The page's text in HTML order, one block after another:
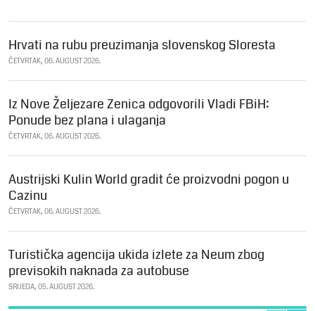
Hrvati na rubu preuzimanja slovenskog Sloresta
ČETVRTAK, 06. AUGUST 2026.
Iz Nove Željezare Zenica odgovorili Vladi FBiH:
Ponude bez plana i ulaganja
ČETVRTAK, 06. AUGUST 2026.
Austrijski Kulin World gradit će proizvodni pogon u
Cazinu
ČETVRTAK, 06. AUGUST 2026.
Turistička agencija ukida izlete za Neum zbog
previsokih naknada za autobuse
SRIJEDA, 05. AUGUST 2026.